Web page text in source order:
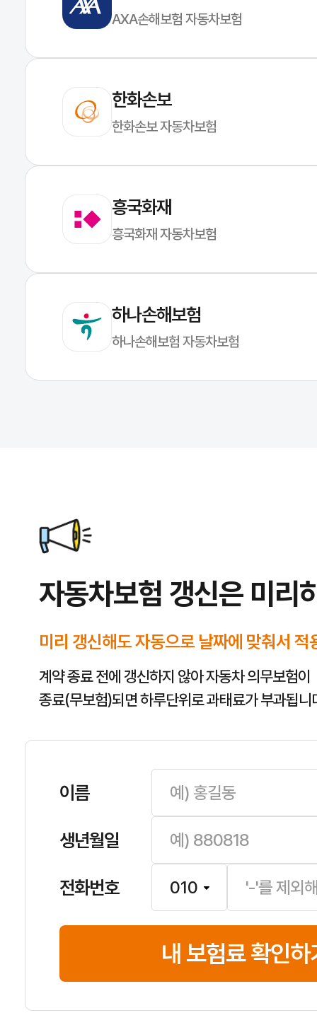
AXA손해보험 자동차보험
한화손보
한화손보 자동차보험
흥국화재
흥국화재 자동차보험
하나손해보험
하나손해보험 자동차보험
자동차보험 갱신은 미리
미리 갱신해도 자동으로 날짜에 맞춰서 적
계약 종료 전에 갱신하지 않아 자동차 의무보험이
종료(무보험)되면 하루단위로 과태료가 부과됩니
이름
생년월일
전화번호
내 보험료 확인하